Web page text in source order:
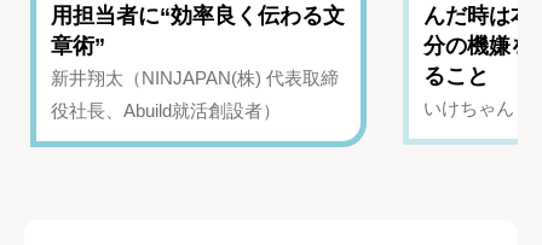
用担当者に“効率良く伝わる文
章術”
新井翔太（NINJAPAN(株) 代表取締
役社長、Abuild就活創設者）
んだ時は
分の機嫌を
ること
いけちゃん（